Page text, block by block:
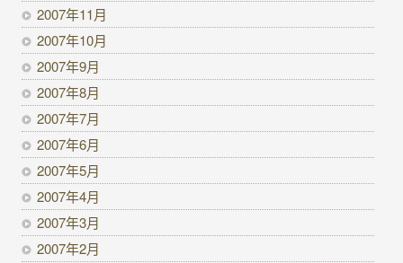
2007年11月
2007年10月
2007年9月
2007年8月
2007年7月
2007年6月
2007年5月
2007年4月
2007年3月
2007年2月